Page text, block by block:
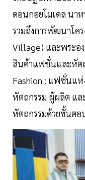
ดอนกอยโมเดล นาห
รวมถึงการพัฒนาโค
Village) และพระอ
สินค้าแฟชั่นและหัต
Fashion : แฟชั่นแห่
หัตถกรรม ผู้ผลิต แล
หัตถกรรมด้วยขั้นต